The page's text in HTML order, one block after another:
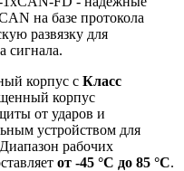
на базе протокола
развязку для
сигнала.
корпус с Класс
корпус
от ударов и
устройством для
рабочих
от -45 °C до 85 °C.